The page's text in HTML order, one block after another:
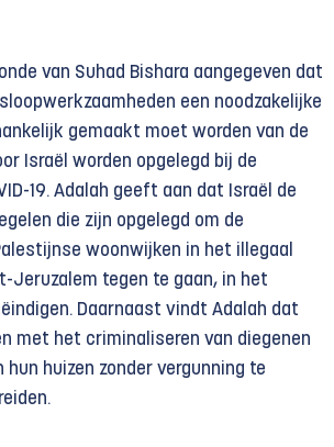
van Suhad Bishara aangegeven dat
een noodzakelijke
gemaakt moet worden van de
Israël worden opgelegd bij de
19. Adalah geeft aan dat Israël de
die zijn opgelegd om de
woonwijken in het illegaal
Jeruzalem tegen te gaan, in het
Daarnaast vindt Adalah dat
met het criminaliseren van diegenen
hun huizen zonder vergunning te